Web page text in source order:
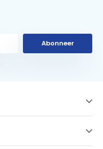
Abonneer